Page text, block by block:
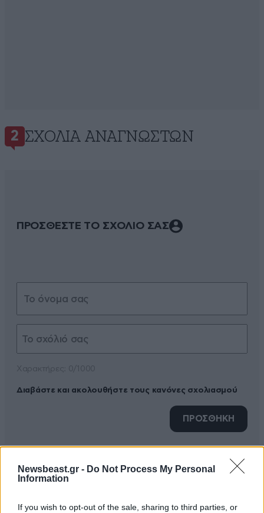
Newsbeast.gr - Do Not Process My Personal
Information
If you wish to opt-out of the sale, sharing to third parties, or
2 ΣΧΌΛΙΑ ΑΝΑΓΝΩΣΤΏΝ
ΠΡΟΣΘΕΣΤΕ ΤΟ ΣΧΟΛΙΟ ΣΑΣ
Διαβάστε και ακολουθήστε τους κανόνες σχολιασμού
ΠΡΟΣΘΗΚΗ
Τι λες τώρα
Έγκριτο περιοδικό το Nature; Ας σοβαρευτούμε.